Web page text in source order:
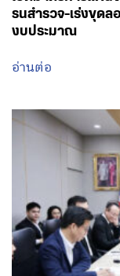
รนสำรวจ-เร่งขุด
งบประมาณ
อ่านต่อ